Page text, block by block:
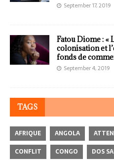
September 17, 2019
Fatou Diome : «
colonisation et
fonds de
September 4, 2019
TAGS
AFRIQUE ANGOLA
CONFLIT
CONGO DOS